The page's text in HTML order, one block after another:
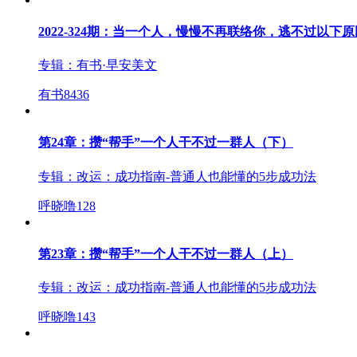
2022-324期：当一个人，慢慢不再联络你，逃不过以下
专辑： 有书·早安美文
有书8436
第24章：攒“帮手”一个人干不过一群人（下）
专辑： 改运：成功指南-普通人也能懂的5步成功法
呼晓噜128
第23章：攒“帮手”一个人干不过一群人（上）
专辑： 改运：成功指南-普通人也能懂的5步成功法
呼晓噜143